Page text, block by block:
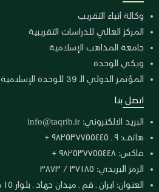
وكالة أنباء التقريب
المركز العالي للدراسات التقريبية
جامعة المذاهب الإسلامية
ويكي الوحدة
المؤتمر الدولي الـ 39 للوحدة الإسلامية
اتصل بنا
البريد الالكتروني: info@taqrib.ir
هاتف: ٩ ـ ٩٨٢٥٣٧٧٥٥٤٤٥ +
فاكس: ٩٨٢٥٣٧٧٥٥٤٤٨ +
الرمز البريدي: ٣٧١٨٥ / ٣٨٧٣